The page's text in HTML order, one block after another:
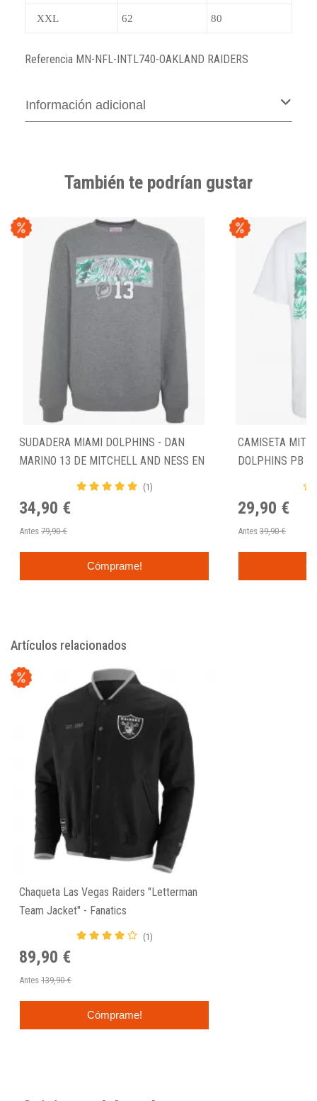
XXL 62 80
Referencia MN-NFL-INTL740-OAKLAND RAIDERS
Información adicional
También te podrían gustar
SUDADERA MIAMI DOLPHINS - DAN
MARINO 13 DE MITCHELL AND NESS EN
(1)
34,90 €
Antes 79,90 €
Cómprame!
CAMISETA
DOLPHINS PB
29,90 €
Antes 39,90 €
Artículos relacionados
Chaqueta Las Vegas Raiders "Letterman
Team Jacket" - Fanatics
(1)
89,90 €
Antes 139,90 €
Cómprame!